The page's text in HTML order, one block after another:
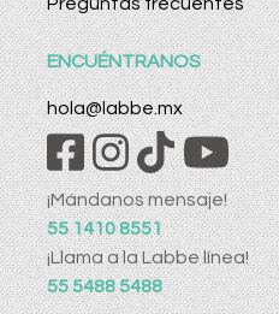
Preguntas frecuentes
ENCUÉNTRANOS
hola@labbe.mx
¡Mándanos mensaje!
55 1410 8551
¡Llama a la Labbe línea!
55 5488 5488